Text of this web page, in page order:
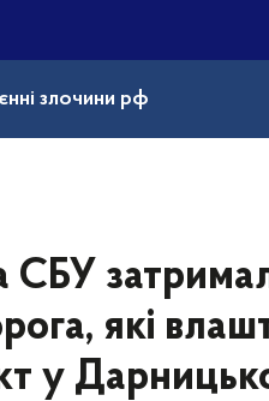
злочини рф
СБУ
які
у